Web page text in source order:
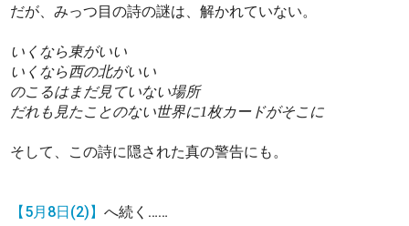
だが、みっつ目の詩の謎は、解かれていない。
いくなら東がいい
いくなら西の北がいい
のこるはまだ見ていない場所
だれも見たことのない世界に1枚カードがそこに
そして、この詩に隠された真の警告にも。
【5月8日(2)】へ続く……